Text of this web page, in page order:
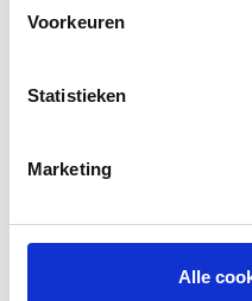
Voorkeuren
Statistieken
Marketing
Alle
scherpe prijs. lees hier
2100
kunt hierde handleiding